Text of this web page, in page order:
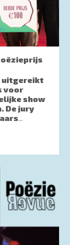
uitgereikt
voor
show
De jury
...